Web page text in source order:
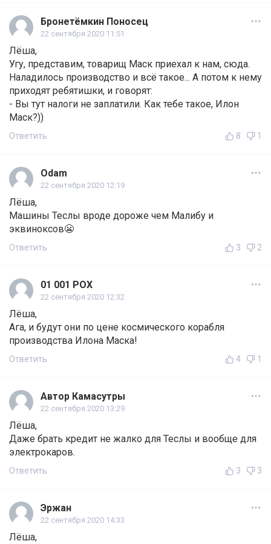
Бронетёмкин Поносец
22 сентября 2020 11:51
Лёша,
Угу, представим, товарищ Маск приехал к нам, сюда.
Наладилось производство и всё такое... А потом к нему
приходят ребятишки, и говорят:
- Вы тут налоги не заплатили. Как тебе такое, Илон
Маск?))
Ответить 8 1
Odam
22 сентября 2020 12:19
Лёша,
Машины Теслы вроде дороже чем Малибу и
эквиноксов😬
Ответить 3 2
01 001 POX
22 сентября 2020 12:32
Лёша,
Ага, и будут они по цене космического корабля
производства Илона Маска!
Ответить 4 1
Автор Камасутры
22 сентября 2020 13:29
Лёша,
Даже брать кредит не жалко для Теслы и вообще для
электрокаров.
Ответить 3 3
Эржан
22 сентября 2020 14:33
Лёша,